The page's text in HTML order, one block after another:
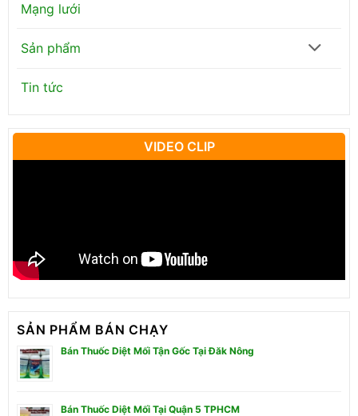
Mạng lưới
Sản phẩm
Tin tức
VIDEO CLIP
SẢN PHẨM BÁN CHẠY
Bán Thuốc Diệt Mối Tận Gốc Tại Đăk Nông
Bán Thuốc Diệt Mối Tại Quận 5 TPHCM